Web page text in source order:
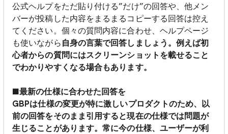
公式ヘルプをただ貼り付ける”だけ”の回答や、他メン
バーが投稿した内容をまるまるコピーする回答は控え
てください。個々の質問内容に合わせ、ヘルプページ
も使いながら 自身の言葉で回答しましょう。例えば初
心者からの質問にはスクリーンショットを載せること
でわかりやすくなる場合もあります。
■最新の仕様に合わせた回答を
GBPは仕様の変更が特に激しいプロダクトのため、以
前の回答をそのまま引用すると現在の仕様では問題が
生じることがあります。常に今の仕様、ユーザーが利